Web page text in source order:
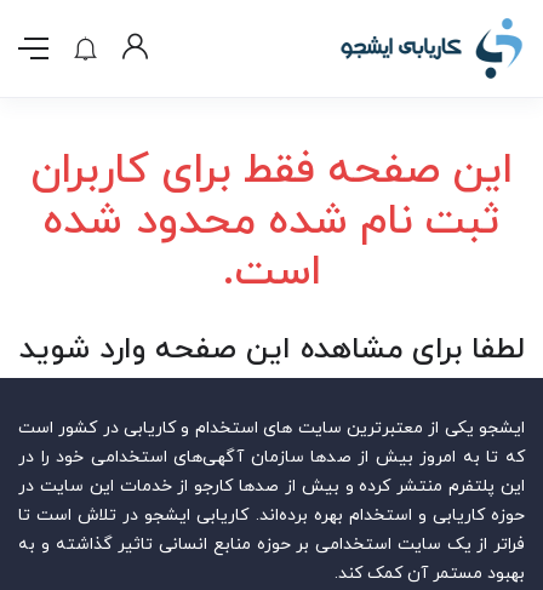
این صفحه فقط برای کاربران
ثبت نام شده محدود شده
است.
لطفا برای مشاهده این صفحه وارد شوید
ایشجو یکی از معتبرترین سایت‌ های استخدام و کاریابی در کشور است
که تا به امروز بیش از صدها سازمان آگهی‌های استخدامی خود را در
این پلتفرم منتشر کرده و بیش از صدها کارجو از خدمات این سایت در
حوزه کاریابی و استخدام بهره برده‌اند. کاریابی ایشجو در تلاش است تا
فراتر از یک سایت استخدامی بر حوزه منابع انسانی تاثیر گذاشته و به
بهبود مستمر آن کمک کند.